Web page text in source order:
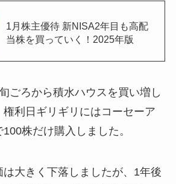
1月株主優待 新NISA2年目も高配
当株を買っていく！2025年版
ごろから積水ハウスを買い増し
利日ギリギリにはコーセーア
株だけ購入しました。
大きく下落しましたが、1年後